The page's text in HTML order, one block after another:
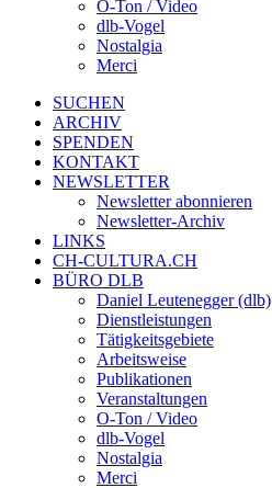
O-Ton / Video
dlb-Vogel
Nostalgia
Merci
SUCHEN
ARCHIV
SPENDEN
KONTAKT
NEWSLETTER
Newsletter abonnieren
Newsletter-Archiv
LINKS
CH-CULTURA.CH
BÜRO DLB
Daniel Leutenegger (dlb)
Dienstleistungen
Tätigkeitsgebiete
Arbeitsweise
Publikationen
Veranstaltungen
O-Ton / Video
dlb-Vogel
Nostalgia
Merci